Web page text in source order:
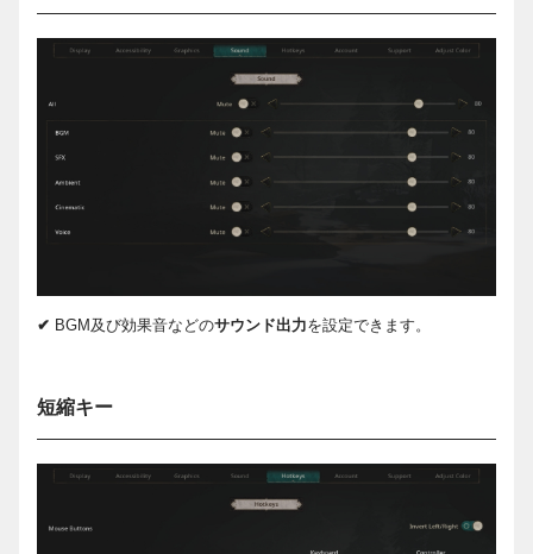
✔ BGM及び効果音などのサウンド出力を設定できます。
短縮キー